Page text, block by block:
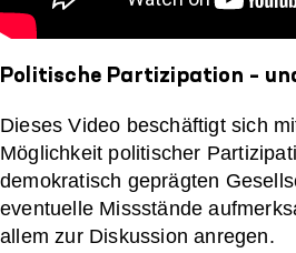
Politische Partizipation –
Dieses Video beschäftigt sich
Möglichkeit politischer
demokratisch geprägten
eventuelle Missstände
allem zur Diskussion anregen.